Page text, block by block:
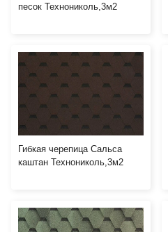
песок Технониколь,3м2
Гибкая черепица Сальса
каштан Технониколь,3м2